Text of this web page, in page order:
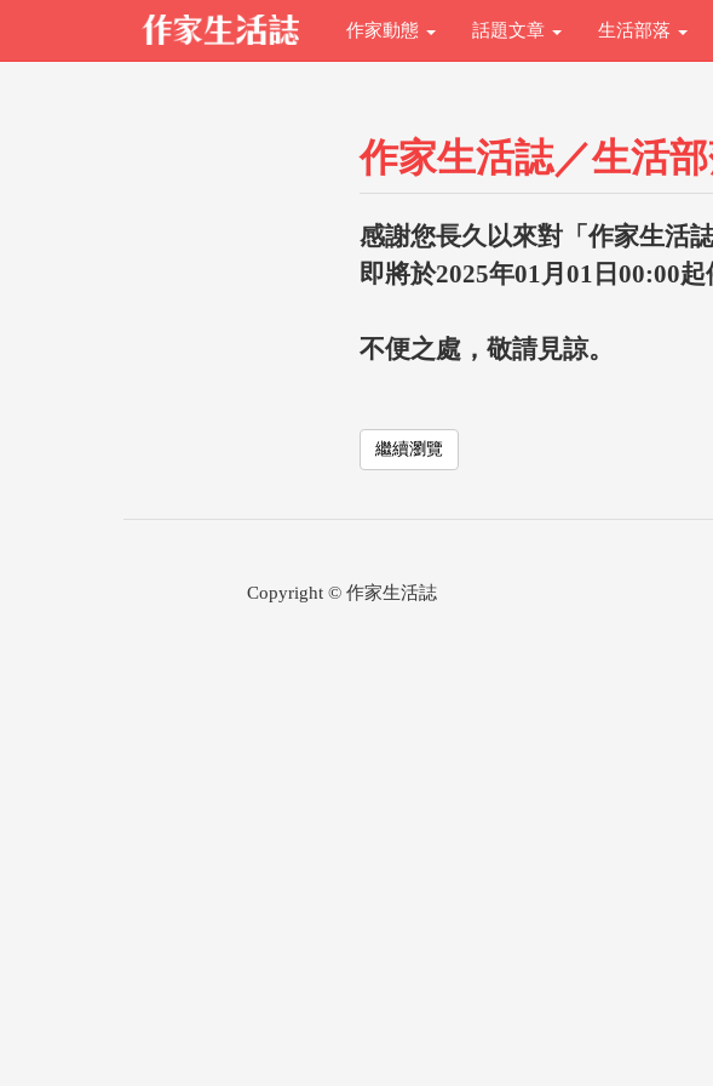
作家動態 話題文章 生活部落
作家生活誌／生活
感謝您長久以來對「作家生活
即將於2025年01月01日00:00
不便之處，敬請見諒。
繼續瀏覽
Copyright © 作家生活誌